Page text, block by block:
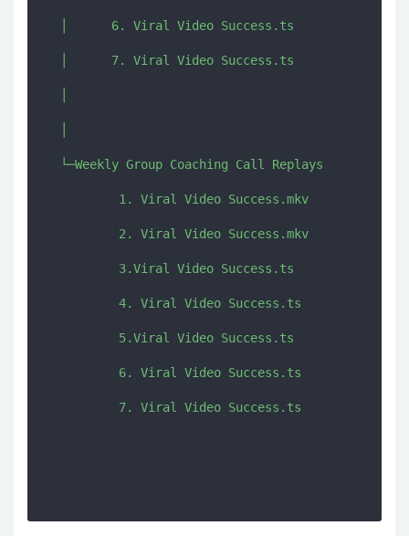
  │      6. Viral Video Success.ts
  │      7. Viral Video Success.ts
  └─Weekly Group Coaching Call Replays
          1. Viral Video Success.mkv
          2. Viral Video Success.mkv
          3.Viral Video Success.ts
          4. Viral Video Success.ts
          5.Viral Video Success.ts
          6. Viral Video Success.ts
          7. Viral Video Success.ts